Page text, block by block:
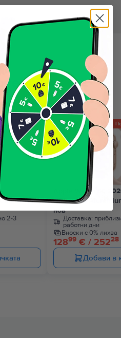
в наличност
2-3
Apple Watch SE
GPS, Gold
нов
Доставка:
работни дни
Вноски с 0% лихва
12899 € / 25228
Добави в